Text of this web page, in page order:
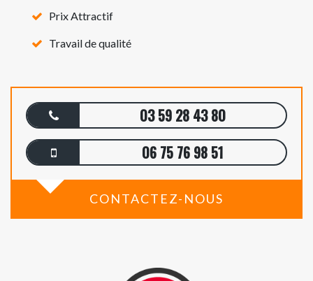
Prix Attractif
Travail de qualité
03 59 28 43 80
06 75 76 98 51
CONTACTEZ-NOUS